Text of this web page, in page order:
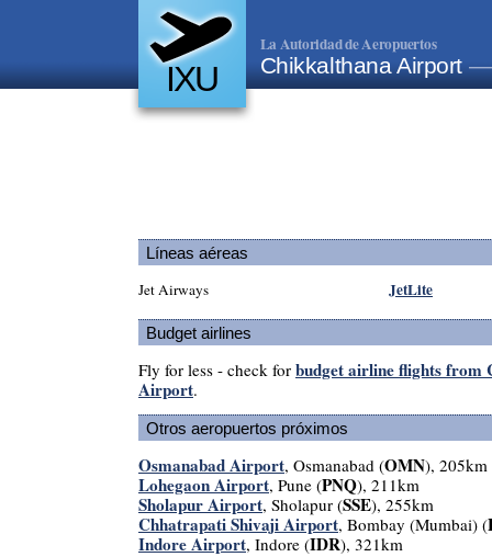
IXU
La Autoridad de Aeropuertos
Chikkalthana Airport—
Líneas aéreas
Jet Airways JetLite
Budget airlines
Fly for less - check for budget airline flights from
Airport.
Otros aeropuertos próximos
Osmanabad Airport, Osmanabad (OMN), 205km
Lohegaon Airport, Pune (PNQ), 211km
Sholapur Airport, Sholapur (SSE), 255km
Chhatrapati Shivaji Airport, Bombay (Mumbai) (
Indore Airport, Indore (IDR), 321km